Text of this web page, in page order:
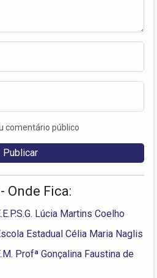
comentário público
Onde Fica:
Lúcia Martins Coelho
Estadual Célia Maria Naglis
Profª Gonçalina Faustina de